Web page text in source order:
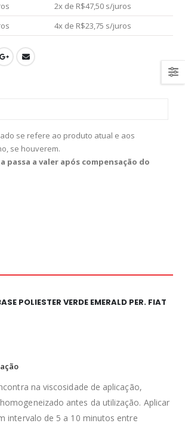
2x de R$47,50 s/juros
4x de R$23,75 s/juros
se refere ao produto atual e aos
se houverem.
passa a valer após compensação do
POLIESTER VERDE EMERALD PER. FIAT
na viscosidade de aplicação,
antes da utilização. Aplicar
intervalo de 5 a 10 minutos entre